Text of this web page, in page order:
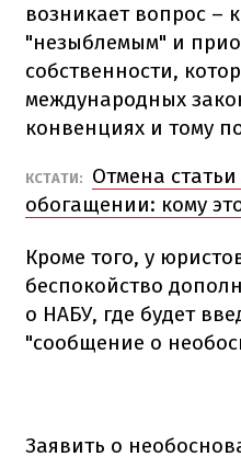
возникает вопрос –
"незыблемым" и
собственности,
международных
конвенциях и тому
КСТАТИ:
Отмена
обогащении: кому
Кроме того, у
беспокойство
о НАБУ, где будет
"сообщение о
Заявить о